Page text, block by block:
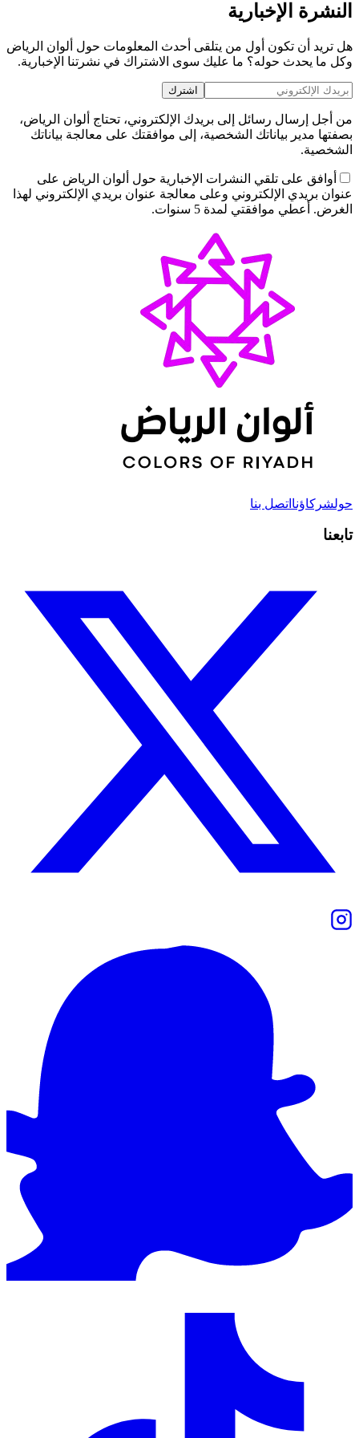
النشرة الإخبارية
هل تريد أن تكون أول من يتلقى أحدث المعلومات حول ألوان الرياض
وكل ما يحدث حوله؟ ما عليك سوى الاشتراك في نشرتنا الإخبارية.
اشترك
من أجل إرسال رسائل إلى بريدك الإلكتروني، تحتاج ألوان الرياض،
بصفتها مدير بياناتك الشخصية، إلى موافقتك على معالجة بياناتك
الشخصية.
أوافق على تلقي النشرات الإخبارية حول ألوان الرياض على
عنوان بريدي الإلكتروني وعلى معالجة عنوان بريدي الإلكتروني لهذا
الغرض. أعطي موافقتي لمدة 5 سنوات.
حولشركاؤنا اتصل بنا
تابعنا